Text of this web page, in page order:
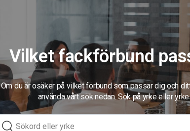
Vilket fackförbund
Om du är osäker på vilket förbund som passar dig och
använda vårt sök nedan. Sök på yrke eller